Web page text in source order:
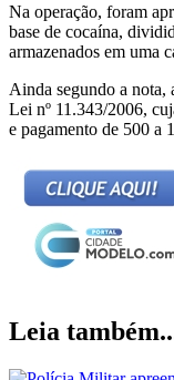
Na operação, foram
base de cocaína,
armazenados em uma
Ainda segundo a nota,
Lei nº 11.343/2006,
e pagamento de 500 a
Leia